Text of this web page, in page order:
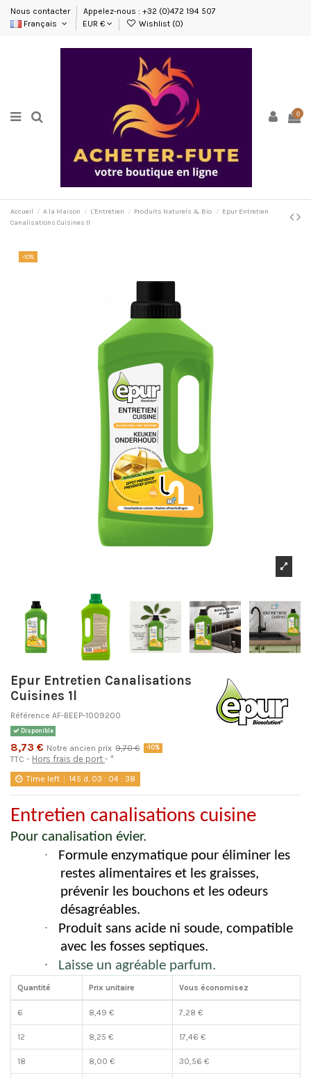
Nous contacter
Appelez-nous : +32 (0)472 194 507
Français
EUR € Wishlist (0)
0
Accueil A la Maison L'Entretien Produits Naturels & Bio
Epur Entretien
Canalisations Cuisines 1l
-10%
Epur Entretien Canalisations
Cuisines 1l
Référence AF-BEEP-1009200
Disponible
8,73 € Notre ancien prix 9,70 € -10%
TTC Hors frais de port *
Time left 145 d. 03 : 04 :38
Entretien canalisations cuisine
Pour canalisation évier.
·
Formule enzymatique pour éliminer les
restes alimentaires et les graisses,
prévenir les bouchons et les odeurs
désagréables.
·
Produit sans acide ni soude, compatible
avec les fosses septiques.
· Laisse un agréable parfum.
Quantité Prix unitaire Vous économisez
6 8,49 € 7,28 €
12 8,25 € 17,46 €
18 8,00 € 30,56 €